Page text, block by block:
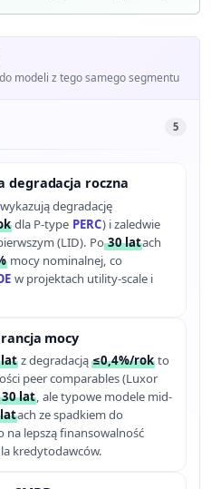
modeli z tego samego segmentu
5
degradacja roczna
wykazują degradację
dla P-type PERC) i zaledwie
(LID). Po30 latach
mocy nominalnej, co
w projektach utility-scale i
mocy
z degradacją≤0,4%/rok to
peer comparables (Luxor
30 lat, ale typowe modele mid-
ach ze spadkiem do
na lepszą finansowalność
kredytodawców.